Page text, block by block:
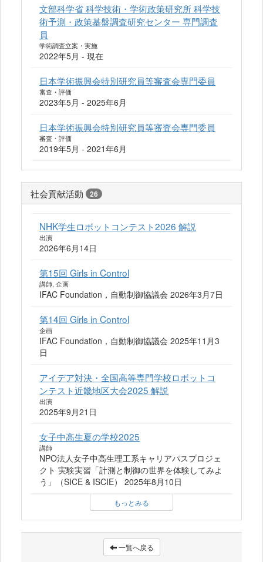
文部科学省 科学技術・学術政策研究所 科学技
術予測・政策基盤調査研究センター 専門調査
員
学術調査立案・実施
2022年5月 - 現在
日本学術振興会特別研究員等審査会専門委員
審査・評価
2023年5月 - 2025年6月
日本学術振興会特別研究員等審査会専門委員
審査・評価
2019年5月 - 2021年6月
社会貢献活動 26
NHK学生ロボットコンテスト2026 解説
出演
2026年6月14日
第15回 Girls in Control
講師, 企画
IFAC Foundation，自動制御協議会 2026年3月7日
第14回 Girls in Control
企画
IFAC Foundation，自動制御協議会 2025年11月3
日
アイデア対決・全国高等専門学校ロボットコ
ンテスト近畿地区大会2025 解説
出演
2025年9月21日
女子中高生夏の学校2025
講師
NPO法人女子中高生理工系キャリアパスプロジェ
クト 実験実習「計測と制御の世界を体験してみよ
う」（SICE & ISCIE） 2025年8月10日
もっとみる
一覧へ戻る